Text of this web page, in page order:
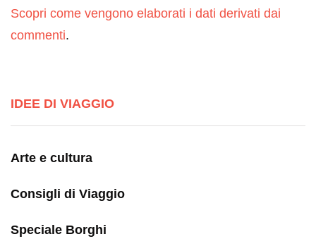
Scopri come vengono elaborati i dati derivati dai
commenti.
IDEE DI VIAGGIO
Arte e cultura
Consigli di Viaggio
Speciale Borghi